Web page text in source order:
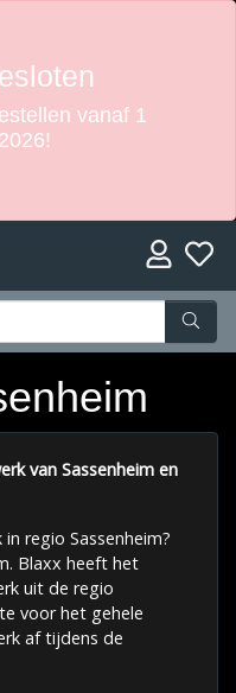
vanaf 1
van Sassenheim en
regio Sassenheim?
Blaxx heeft het
uit de regio
voor het gehele
af tijdens de